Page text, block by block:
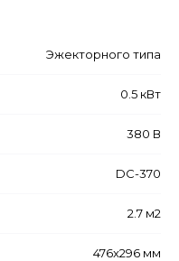
Эжекторного типа
0.5 кВт
380 В
DC-370
2.7 м2
476x296 мм